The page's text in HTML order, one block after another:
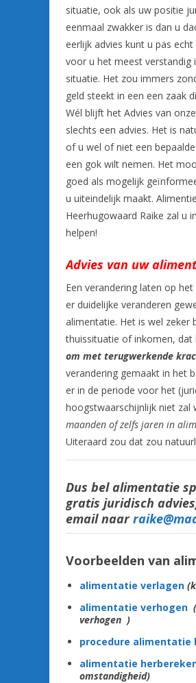
situatie, ook als uw positie
eenmaal zwakker is dan u
eerlijk advies kunt u pas
voor u het meest verstandig
situatie. Het zou immers
geld steekt in een een zaak
Wél blijft het Advies van
slechts een advies. Het is
of u wel of niet een
een gok wilt nemen. Het
goed als mogelijk
u uiteindelijk maakt.
Heerhugowaard Raike zal u
helpen!
Advies van uw
Een verandering laten op
er duidelijke veranderen
alimentatie. Het is wel zeker
thuissituatie of inkomen,
om met terugwerkende
verandering gemaakt in het
er in de periode voor het
hoogstwaarschijnlijk niet zal
maanden of zelfs jaren in
Uiteraard zou dat zou
Dus bel alimentatie
gratis juridisch
email naar
Voorbeelden van
alimentatie verlagen
alimentatie verhogen
verhogen )
procedure alimentatie
alimentatie
omstandigheid)